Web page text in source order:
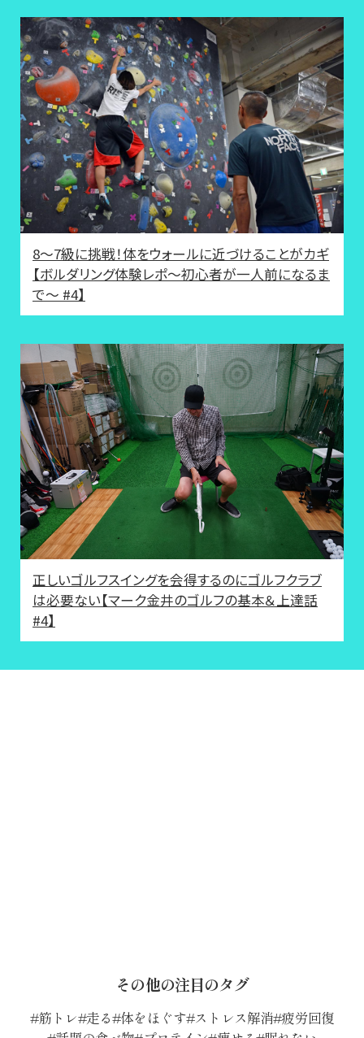
8～7級に挑戦！体をウォールに近づけることがカギ
【ボルダリング体験レポ〜初心者が一人前になるま
で〜 #4】
正しいゴルフスイングを会得するのにゴルフクラブ
は必要ない【マーク金井のゴルフの基本＆上達話
#4】
その他の注目のタグ
筋トレ 走る 体をほぐす ストレス解消 疲労回復